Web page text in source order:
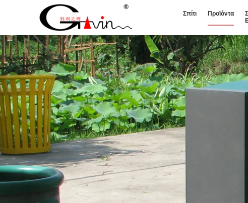
Σπίτι Προϊόντα